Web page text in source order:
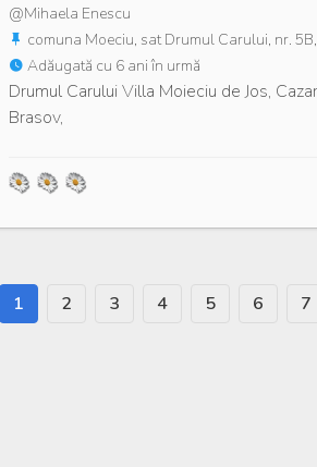
@Mihaela Enescu
comuna Moeciu, sat Drumul Carului, nr.
Adăugată cu 6 ani în urmă
Drumul Carului Villa Moieciu de Jos,
Brasov,
1 2 3 4 5 6 7